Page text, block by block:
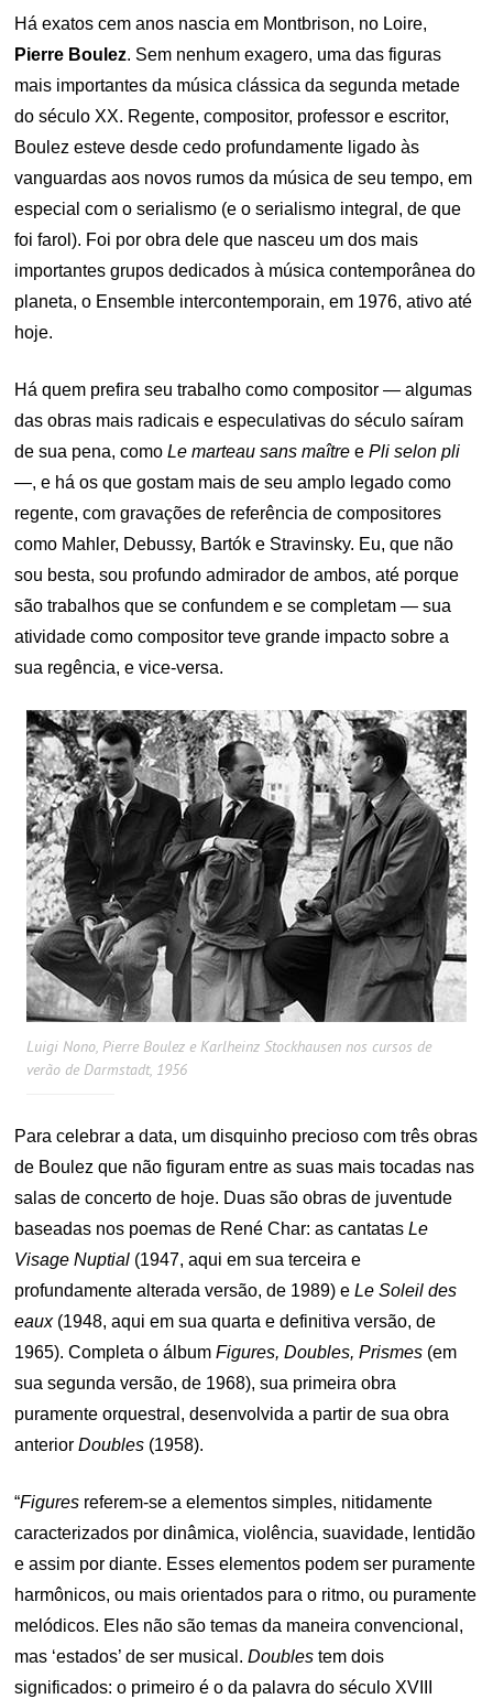
Há exatos cem anos nascia em Montbrison, no Loire,
Pierre Boulez. Sem nenhum exagero, uma das figuras
mais importantes da música clássica da segunda metade
do século XX. Regente, compositor, professor e escritor,
Boulez esteve desde cedo profundamente ligado às
vanguardas aos novos rumos da música de seu tempo, em
especial com o serialismo (e o serialismo integral, de que
foi farol). Foi por obra dele que nasceu um dos mais
importantes grupos dedicados à música contemporânea do
planeta, o Ensemble intercontemporain, em 1976, ativo até
hoje.
Há quem prefira seu trabalho como compositor — algumas
das obras mais radicais e especulativas do século saíram
de sua pena, comoLe marteau sans maîtreePli selon pli
—, e há os que gostam mais de seu amplo legado como
regente, com gravações de referência de compositores
como Mahler, Debussy, Bartók e Stravinsky. Eu, que não
sou besta, sou profundo admirador de ambos, até porque
são trabalhos que se confundem e se completam — sua
atividade como compositor teve grande impacto sobre a
sua regência, e vice-versa.
Luigi Nono, Pierre Boulez e Karlheinz Stockhausen nos cursos de
verão de Darmstadt, 1956
Para celebrar a data, um disquinho precioso com três obras
de Boulez que não figuram entre as suas mais tocadas nas
salas de concerto de hoje. Duas são obras de juventude
baseadas nos poemas de René Char: as cantatasLe
Visage Nuptial (1947, aqui em sua terceira e
profundamente alterada versão, de 1989) eLe Soleil des
eaux (1948, aqui em sua quarta e definitiva versão, de
1965). Completa o álbumFigures, Doubles, Prismes (em
sua segunda versão, de 1968), sua primeira obra
puramente orquestral, desenvolvida a partir de sua obra
anteriorDoubles (1958).
“Figures referem-se a elementos simples, nitidamente
caracterizados por dinâmica, violência, suavidade, lentidão
e assim por diante. Esses elementos podem ser puramente
harmônicos, ou mais orientados para o ritmo, ou puramente
melódicos. Eles não são temas da maneira convencional,
mas ‘estados’ de ser musical.Doubles tem dois
significados: o primeiro é o da palavra do século XVIII